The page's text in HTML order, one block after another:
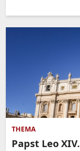
THEMA
Papst Leo XIV.